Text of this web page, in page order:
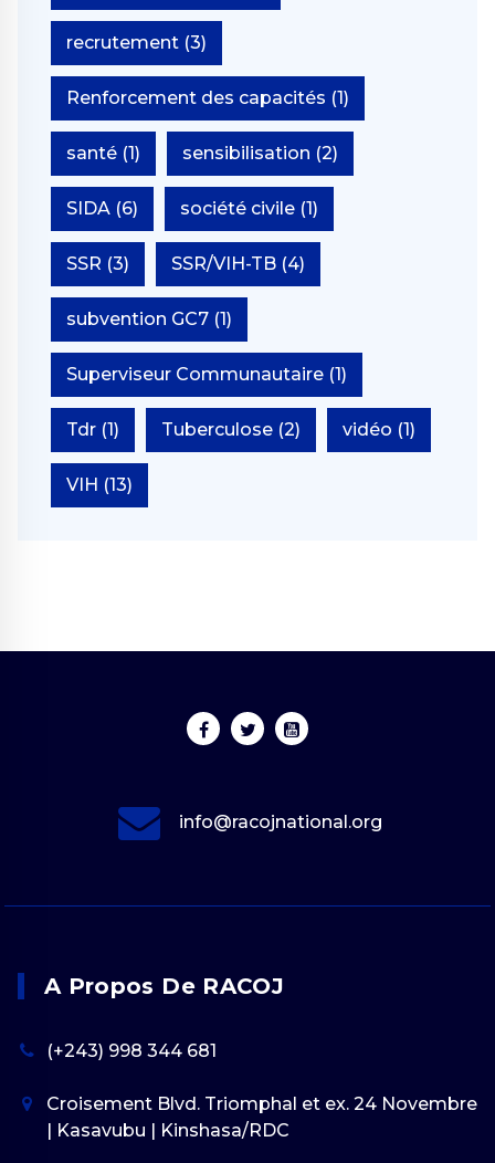
recrutement (3)
Renforcement des capacités (1)
santé (1) sensibilisation (2)
SIDA (6) société civile (1)
SSR (3) SSR/VIH-TB (4)
subvention GC7 (1)
Superviseur Communautaire (1)
Tdr (1) Tuberculose (2) vidéo (1)
VIH (13)
info@racojnational.org
A Propos De RACOJ
(+243) 998 344 681
Croisement Blvd. Triomphal et ex. 24 Novembre
| Kasavubu | Kinshasa/RDC